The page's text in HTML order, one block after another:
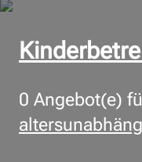
© Bildnachweis
0 Angebot(e)